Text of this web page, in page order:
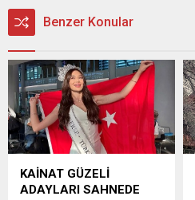
Benzer Konular
KAİNAT GÜZELİ
ADAYLARI SAHNEDE